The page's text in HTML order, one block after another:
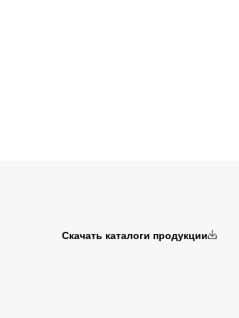
Скачать каталоги продукции